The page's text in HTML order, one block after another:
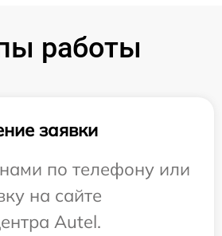
работы
заявки
по телефону или
на сайте
Autel.